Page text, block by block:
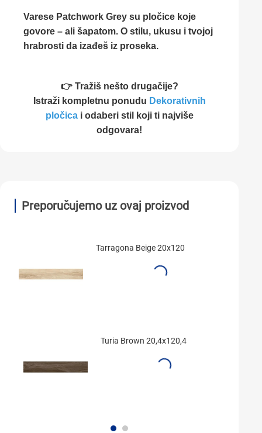
Varese Patchwork Grey su pločice koje
govore – ali šapatom. O stilu, ukusu i tvojoj
hrabrosti da izađeš iz proseka.
👉 Tražiš nešto drugačije?
Istraži kompletnu ponudu Dekorativnih
pločicai odaberi stil koji ti najviše
odgovara!
Preporučujemo uz ovaj proizvod
Tarragona Beige 20x120
Turia Brown 20,4x120,4